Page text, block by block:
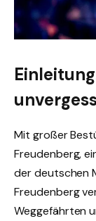
Mit großer
Freudenberg,
der deutschen
Freudenberg
Weggefährten